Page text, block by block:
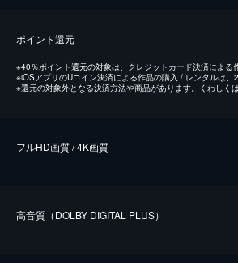
ポイント還元
※40％ポイント還元の対象は、クレジットカード決済による
※iOSアプリのUコイン決済による作品の購入 / レンタルは、
※還元の対象外となる決済方法や商品があります。くわしくは
フルHD画質 / 4K画質
⾼⾳質（DOLBY DIGITAL PLUS）